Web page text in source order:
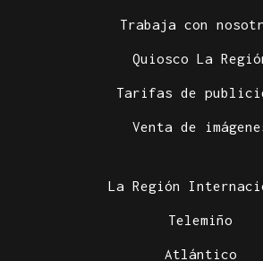
Trabaja con
Quiosco La
Tarifas de
Venta de
La Región
Telemiño
Atlántico